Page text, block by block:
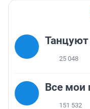
Танцуют
25 048
Все мои
151 532